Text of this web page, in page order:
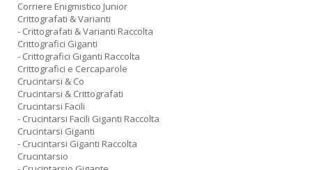
Corriere Enigmistico Junior
Crittografati & Varianti
- Crittografati & Varianti Raccolta
Crittografici Giganti
- Crittografici Giganti Raccolta
Crittografici e Cercaparole
Crucintarsi & Co
Crucintarsi & Crittografati
Crucintarsi Facili
- Crucintarsi Facili Giganti Raccolta
Crucintarsi Giganti
- Crucintarsi Giganti Raccolta
Crucintarsio